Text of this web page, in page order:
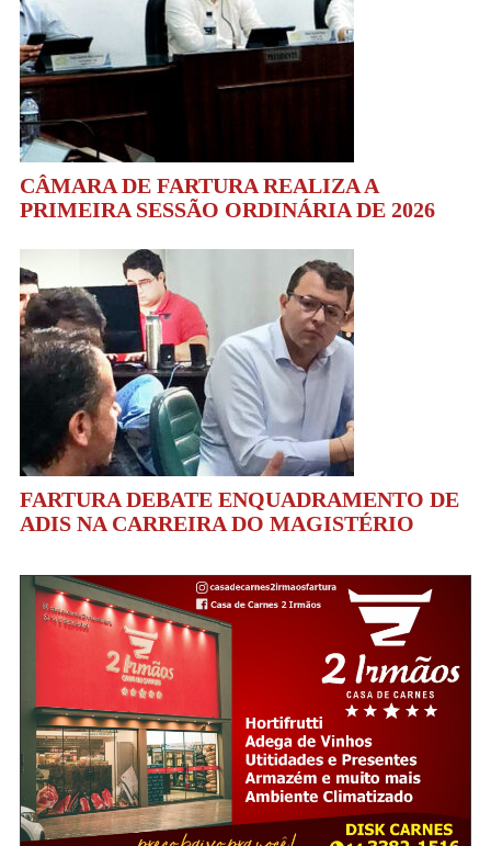
CÂMARA DE FARTURA REALIZA A
PRIMEIRA SESSÃO ORDINÁRIA DE 2026
FARTURA DEBATE ENQUADRAMENTO DE
ADIS NA CARREIRA DO MAGISTÉRIO